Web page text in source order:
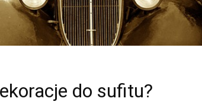
do sufitu?